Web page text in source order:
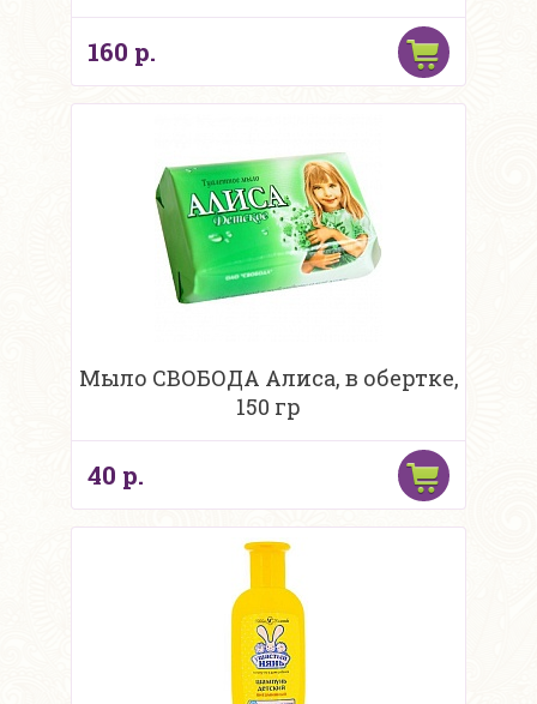
160 р.
Мыло СВОБОДА Алиса, в обертке,
150 гр
40 р.